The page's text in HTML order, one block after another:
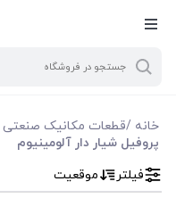
خانه /قطعات مکانیک صنعتی
پروفیل شیار دار آلومینیوم
فیلتر بر اساس قیمت
فیلتر موقعیت